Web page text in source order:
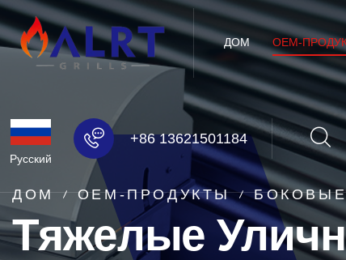
ДОМ OEM-
Русский
+86 13621501184
ДОМ OEM-ПРОДУКТЫ
Тяжелые